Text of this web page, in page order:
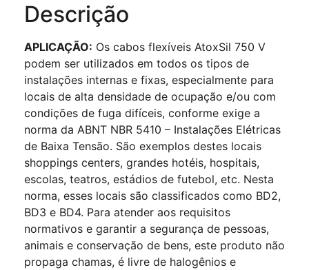
Descrição
APLICAÇÃO: Os cabos flexíveis AtoxSil 750 V
podem ser utilizados em todos os tipos de
instalações internas e fixas, especialmente para
locais de alta densidade de ocupação e/ou com
condições de fuga difíceis, conforme exige a
norma da ABNT NBR 5410 – Instalações Elétricas
de Baixa Tensão. São exemplos destes locais
shoppings centers, grandes hotéis, hospitais,
escolas, teatros, estádios de futebol, etc. Nesta
norma, esses locais são classificados como BD2,
BD3 e BD4. Para atender aos requisitos
normativos e garantir a segurança de pessoas,
animais e conservação de bens, este produto não
propaga chamas, é livre de halogênios e